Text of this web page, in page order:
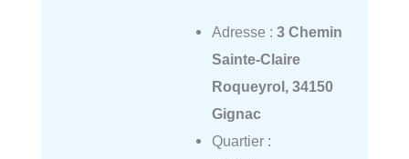
Adresse : 3 Chemin
Sainte-Claire
Roqueyrol, 34150
Gignac
Quartier :